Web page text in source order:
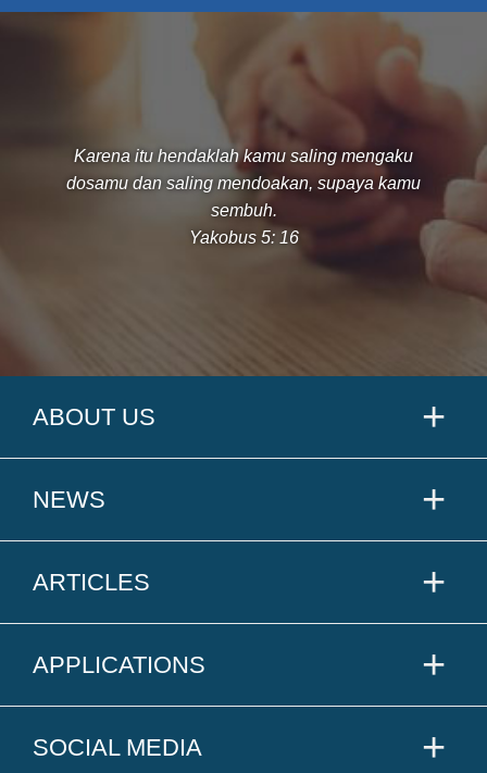
Karena itu hendaklah kamu saling mengaku
dosamu dan saling mendoakan, supaya kamu
sembuh.
Yakobus 5: 16
ABOUT US
NEWS
ARTICLES
APPLICATIONS
SOCIAL MEDIA